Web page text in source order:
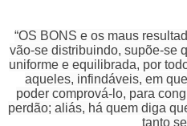
“OS BONS e os maus
vão-se distribuindo, supõe-se
uniforme e equilibrada, por
aqueles, infindáveis, em
poder comprová-lo, para
perdão; aliás, há quem diga
tanto